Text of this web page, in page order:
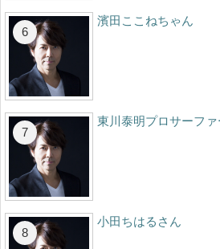
濱田ここねちゃん
東川泰明プロサーファ
小田ちはるさん